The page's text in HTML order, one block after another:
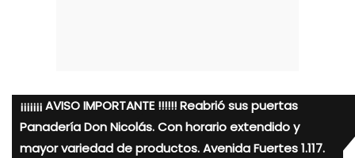
¡¡¡¡¡¡¡ AVISO IMPORTANTE !!!!!! Reabrió sus puertas
Panadería Don Nicolás. Con horario extendido y
mayor variedad de productos. Avenida Fuertes 1.117.